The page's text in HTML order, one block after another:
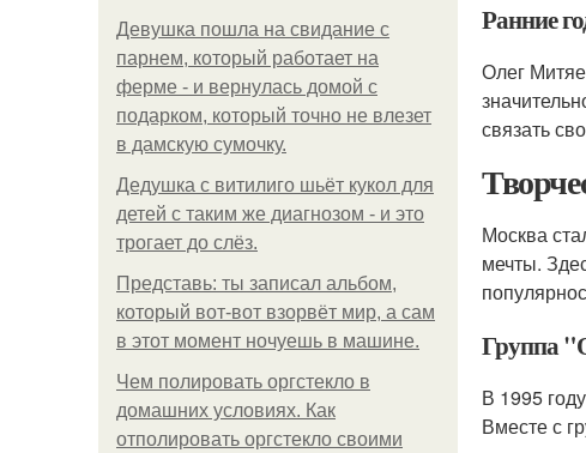
Девушка пошла на свидание с
парнем, который работает на
ферме - и вернулась домой с
подарком, который точно не влезет
в дамскую сумочку.
Дедушка с витилиго шьёт кукол для
детей с таким же диагнозом - и это
трогает до слёз.
Представь: ты записал альбом,
который вот-вот взорвёт мир, а сам
в этот момент ночуешь в машине.
Чем полировать оргстекло в
домашних условиях. Как
отполировать оргстекло своими
Ранние
Олег
связать
Москва
мечты.
Группа
В 1995
Вместе с